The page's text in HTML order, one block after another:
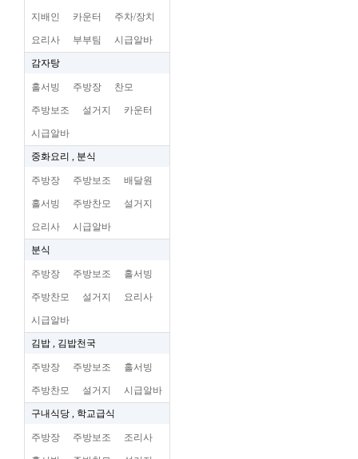
지배인 카운터 주차/장치
요리사 부부팀 시급알바
감자탕
홀서빙 주방장 찬모
주방보조 설거지 카운터
시급알바
중화요리 , 분식
주방장 주방보조 배달원
홀서빙 주방찬모 설거지
요리사 시급알바
분식
주방장 주방보조 홀서빙
주방찬모 설거지 요리사
시급알바
김밥 , 김밥천국
주방장 주방보조 홀서빙
주방찬모 설거지 시급알바
구내식당 , 학교급식
주방장 주방보조 조리사